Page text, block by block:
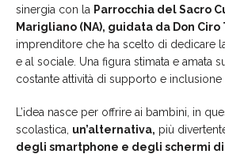
sinergia con la Parrocchia del Sacro
Marigliano (NA), guidata da Don Ciro
imprenditore che ha scelto di dedicare
e al sociale. Una figura stimata e amata
costante attività di supporto e inclusione
L’idea nasce per offrire ai bambini, in
scolastica, un’alternativa, più
degli smartphone e degli schermi